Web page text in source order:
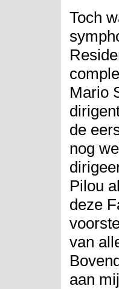
Toch
Mario
de
nog
Pilou
deze
van
aan